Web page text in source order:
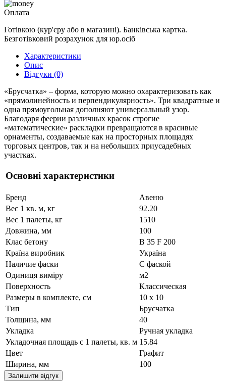
Оплата
Готівкою (кур'єру або в магазині). Банківська картка.
Безготівковий розрахунок для юр.осіб
Характеристики
Опис
Відгуки (0)
«Брусчатка» – форма, которую можно охарактеризовать как
«прямолинейность и перпендикулярность». Три квадратные и
одна прямоугольная дополняют универсальный узор.
Благодаря феерии различных красок строгие
«математические» раскладки превращаются в красивые
орнаменты, создаваемые как на просторных площадях
торговых центров, так и на небольших приусадебных
участках.
Основні характеристики
Бренд
Авеню
Вес 1 кв. м, кг
92.20
Вес 1 палеты, кг
1510
Довжина, мм
100
Клас бетону
В 35 F 200
Країна виробник
Україна
Наличие фаски
С фаской
Одиниця виміру
м2
Поверхность
Классическая
Размеры в комплекте, см
10 х 10
Тип
Брусчатка
Толщина, мм
40
Укладка
Ручная укладка
Укладочная площадь с 1 палеты, кв. м 15.84
Цвет
Графит
Ширина, мм
100
Залишити відгук